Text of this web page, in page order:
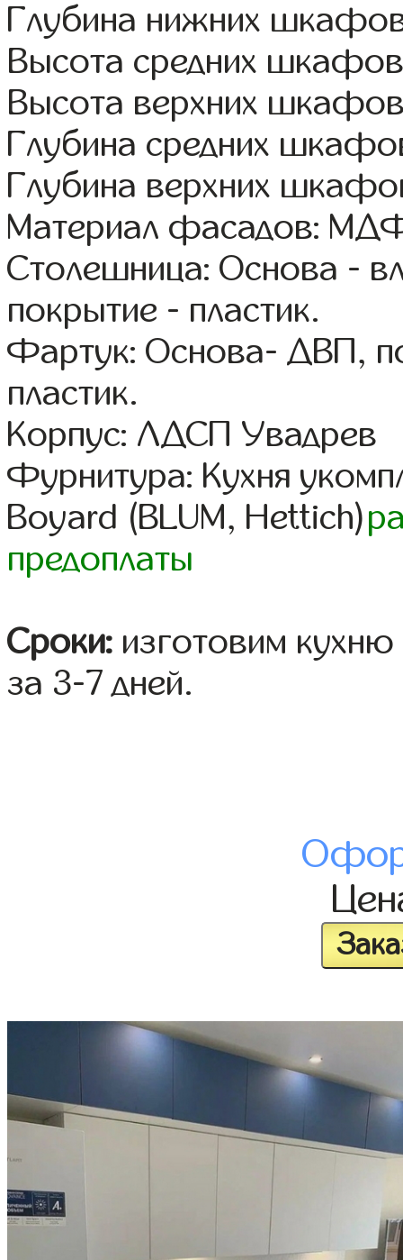
Глубина нижних
Высота средних
Высота верхних
Глубина средних
Глубина верхних
Материал фасадов:
Столешница: Основа -
покрытие - пластик.
Фартук: Основа- ДВП,
пластик.
Корпус: ЛДСП Увадрев
Фурнитура: Кухня
Boyard (BLUM, Hettich)
предоплаты
Сроки: изготовим
за 3-7 дней.